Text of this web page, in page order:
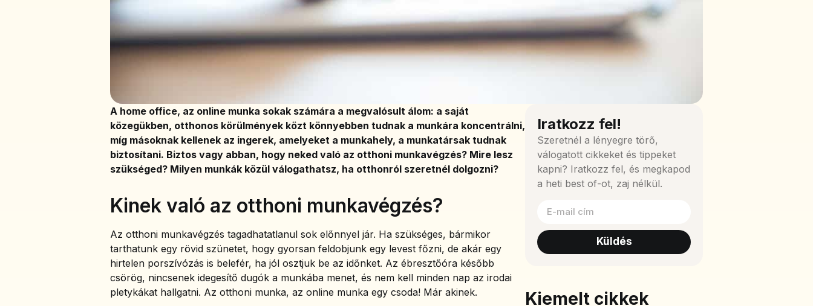
A home office, az online munka sokak számára a megvalósult álom: a saját
közegükben, otthonos körülmények közt könnyebben tudnak a munkára koncentrálni,
míg másoknak kellenek az ingerek, amelyeket a munkahely, a munkatársak tudnak
biztosítani. Biztos vagy abban, hogy neked való az otthoni munkavégzés? Mire lesz
szükséged? Milyen munkák közül válogathatsz, ha otthonról szeretnél dolgozni?
Kinek való az otthoni munkavégzés?
Az otthoni munkavégzés tagadhatatlanul sok előnnyel jár. Ha szükséges, bármikor
tarthatunk egy rövid szünetet, hogy gyorsan feldobjunk egy levest főzni, de akár egy
hirtelen porszívózás is belefér, ha jól osztjuk be az időnket. Az ébresztőóra később
csörög, nincsenek idegesítő dugók a munkába menet, és nem kell minden nap az irodai
pletykákat hallgatni. Az otthoni munka, az online munka egy csoda! Már akinek.
Iratkozz fel!
Szeretnél a lényegre törő,
válogatott cikkeket és tippeket
kapni? Iratkozz fel, és megkapod
a heti best of-ot, zaj nélkül.
Küldés
Kiemelt cikkek